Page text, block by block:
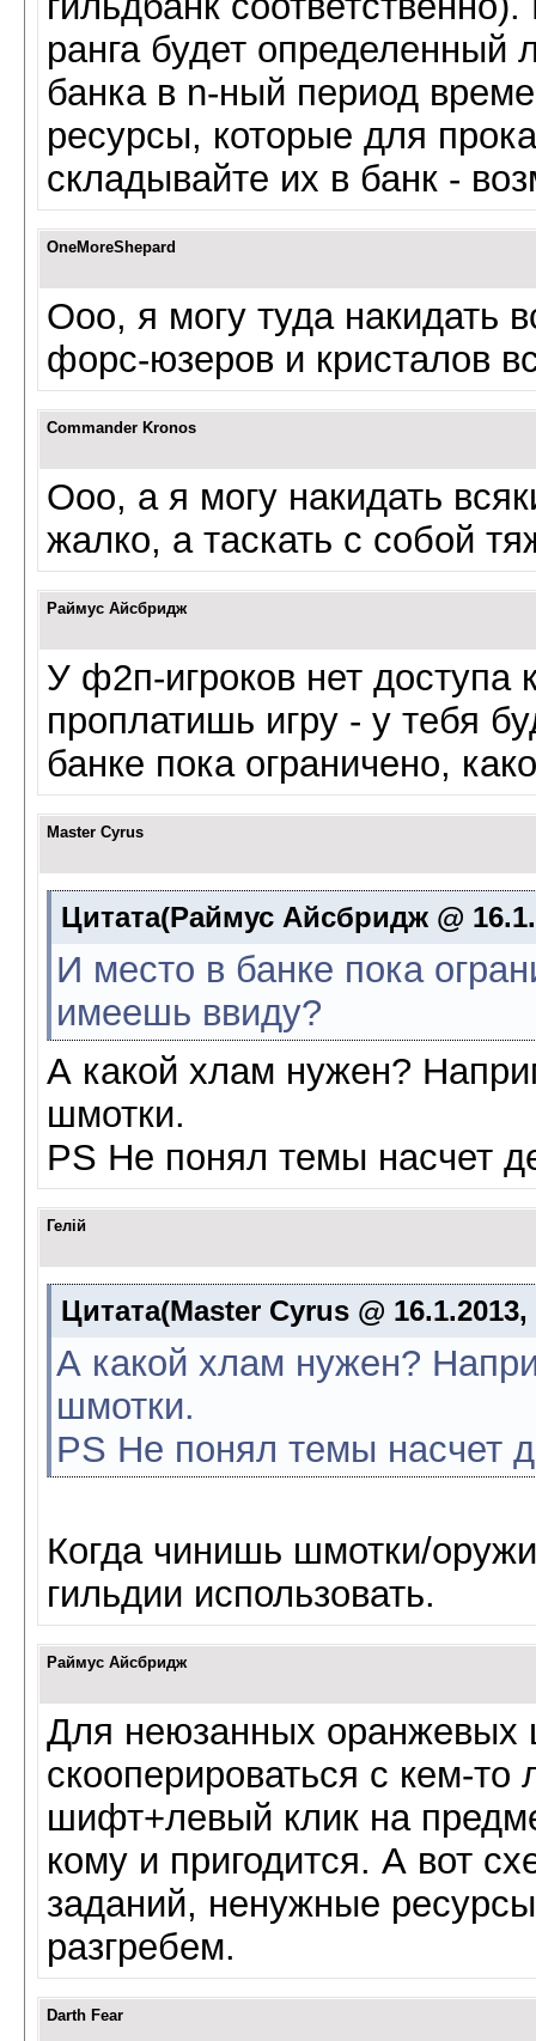
ранга будет определенный
банка в n-ный период
ресурсы, которые для
складывайте их в банк -
OneMoreShepard
Ооо, я могу туда накидать
форс-юзеров и кристалов
Commander Kronos
Ооо, а я могу накидать
жалко, а таскать с собой
Раймус Айсбридж
У ф2п-игроков нет доступа
проплатишь игру - у тебя
банке пока ограничено,
Master Cyrus
Цитата(Раймус Айсбридж @
И место в банке пока
имеешь ввиду?
А какой хлам нужен?
шмотки.
PS Не понял темы насчет
Гелій
Цитата(Master Cyrus @
А какой хлам нужен?
шмотки.
PS Не понял темы насчет
Когда чинишь шмотки/
гильдии использовать.
Раймус Айсбридж
Для неюзанных оранжевых
скооперироваться с кем-то
шифт+левый клик на
кому и пригодится. А вот
заданий, ненужные
разгребем.
Darth Fear